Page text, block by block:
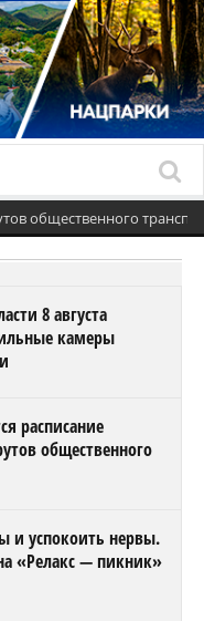
общественного
8 августа
камеры
расписание
общественного
и успокоить нервы.
«Релакс — пикник»